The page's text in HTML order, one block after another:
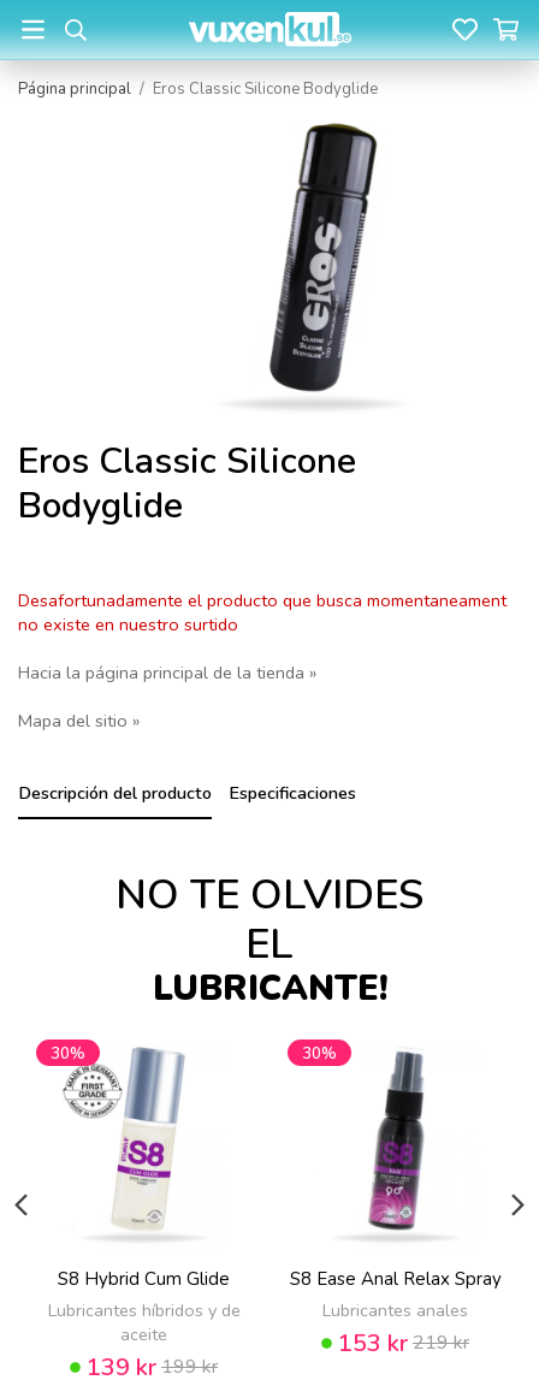
Página principal / Eros Classic Silicone Bodyglide
Eros Classic Silicone
Bodyglide
Desafortunadamente el producto que busca momentaneament
no existe en nuestro surtido
Hacia la página principal de la tienda »
Mapa del sitio »
Descripción del producto Especificaciones
NO TE OLVIDES
EL
LUBRICANTE!
30%
S8 Hybrid Cum Glide
Lubricantes híbridos y de
aceite
139 kr199 kr
30%
S8 Ease Anal Relax Spray
Lubricantes anales
153 kr219 kr